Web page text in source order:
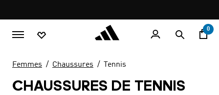
promotion
rotation
0
Femmes Chaussures Tennis
CHAUSSURES DE TENNIS